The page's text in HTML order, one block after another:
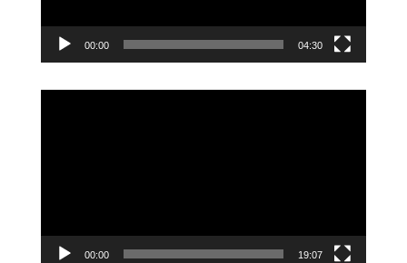
00:00 04:30
00:00 19:07